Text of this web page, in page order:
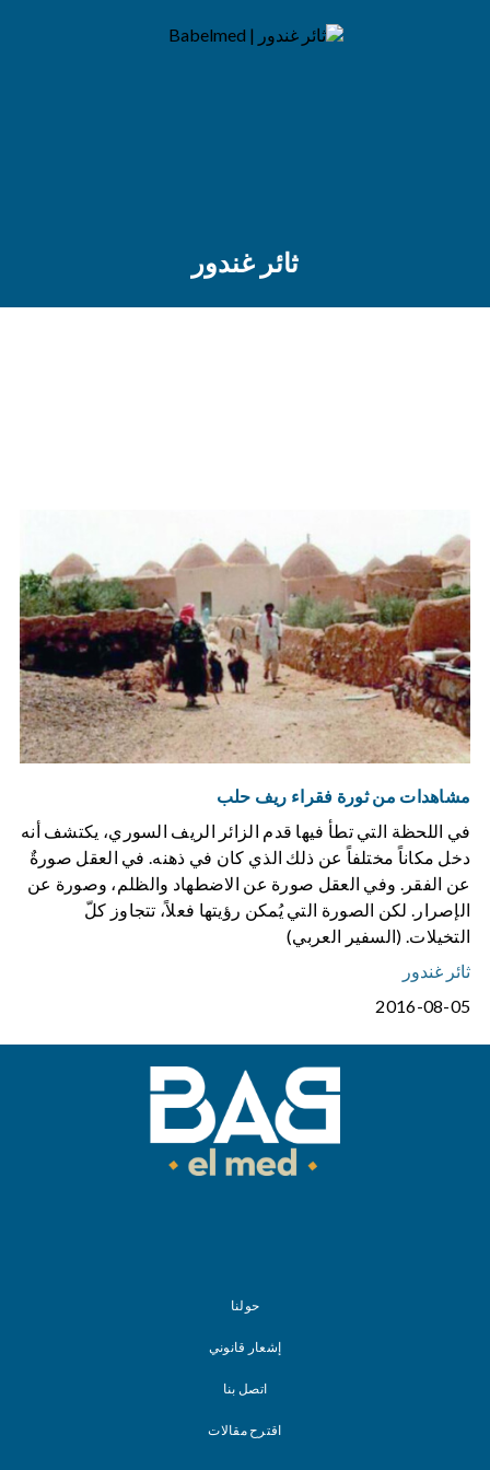
ثائر غندور
مشاهدات من ثورة فقراء ريف حلب
في اللحظة التي تطأ فيها قدم الزائر الريف السوري، يكتشف أنه
دخل مكاناً مختلفاً عن ذلك الذي كان في ذهنه. في العقل صورةٌ
عن الفقر. وفي العقل صورة عن الاضطهاد والظلم، وصورة عن
الإصرار. لكن الصورة التي يُمكن رؤيتها فعلاً، تتجاوز كلّ
التخيلات. (السفير العربي)
ثائر غندور
2016-08-05
حولنا
إشعار قانوني
اتصل بنا
اقترح مقالات